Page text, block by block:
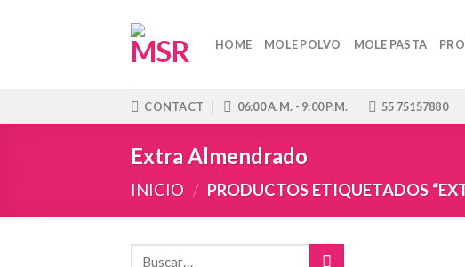
HOME MOLE POLVO MOLE PASTA
CONTACT 06:00 A.M. - 9:00 P.M. 55 75157880
Extra Almendrado
INICIO / PRODUCTOS ETIQUETADOS